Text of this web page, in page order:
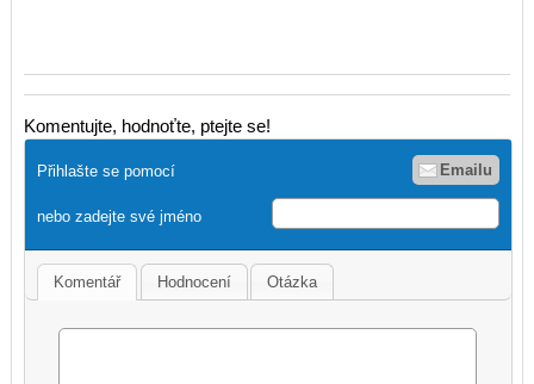
Komentujte, hodnoťte, ptejte se!
Přihlašte se pomocí Emailu
nebo zadejte své jméno
Komentář Hodnocení Otázka